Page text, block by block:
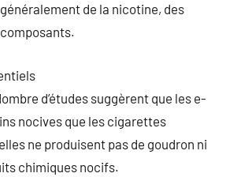
de la nicotine, des
d’études suggèrent que les e-
nocives que les cigarettes
ne produisent pas de goudron ni
chimiques nocifs.